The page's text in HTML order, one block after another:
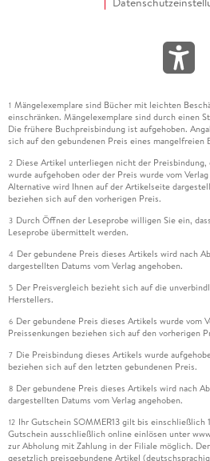
1 Mängelexemplare sind Bücher mit leichten
einschränken. Mängelexemplare sind durch einen
Die frühere Buchpreisbindung ist aufgehoben.
sich auf den gebundenen Preis eines mangelfreien
2 Diese Artikel unterliegen nicht der
wurde aufgehoben oder der Preis wurde vom
Alternative wird Ihnen auf der Artikelseite
beziehen sich auf den vorherigen Preis.
3 Durch Öffnen der Leseprobe willigen Sie ein,
Leseprobe übermittelt werden.
4 Der gebundene Preis dieses Artikels wird nach
dargestellten Datums vom Verlag angehoben.
5 Der Preisvergleich bezieht sich auf die
Herstellers.
6 Der gebundene Preis dieses Artikels wurde vom
Preissenkungen beziehen sich auf den vorherigen
7 Die Preisbindung dieses Artikels wurde
beziehen sich auf den letzten gebundenen Preis.
8 Der gebundene Preis dieses Artikels wird nach
dargestellten Datums vom Verlag angehoben.
12 Ihr Gutschein SOMMER13 gilt bis einschließlich
Gutschein ausschließlich online einlösen unter
zur Abholung mit Zahlung in der Filiale möglich.
gesetzlich preisgebundene Artikel